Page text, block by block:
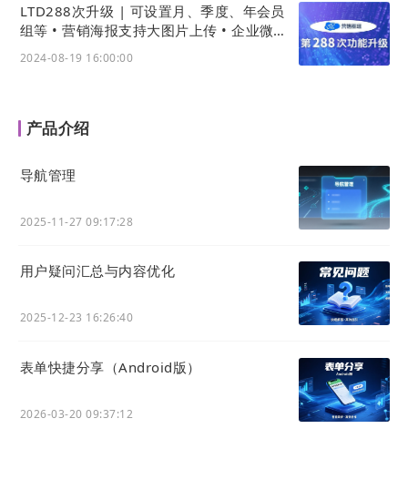
LTD288次升级 | 可设置月、季度、年会员
组等 • 营销海报支持大图片上传 • 企业微信
2024-08-19 16:00:00
产品介绍
导航管理
2025-11-27 09:17:28
用户疑问汇总与内容优化
2025-12-23 16:26:40
表单快捷分享（Android版）
2026-03-20 09:37:12